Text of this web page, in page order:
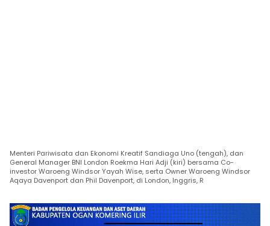
Menteri Pariwisata dan Ekonomi Kreatif Sandiaga Uno (tengah), dan
General Manager BNI London Roekma Hari Adji (kiri) bersama Co-
investor Waroeng Windsor Yayah Wise, serta Owner Waroeng Windsor
Aqaya Davenport dan Phil Davenport, di London, Inggris, R